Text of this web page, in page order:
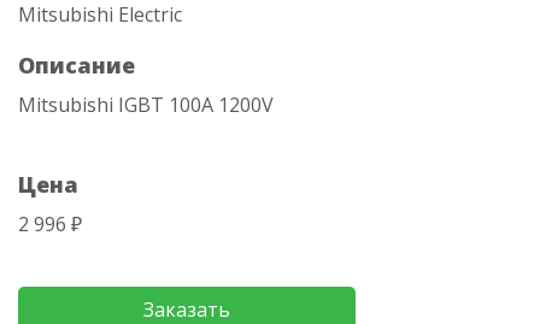
Mitsubishi Electric
Описание
Mitsubishi IGBT 100A 1200V
Цена
2 996 ₽
Заказать